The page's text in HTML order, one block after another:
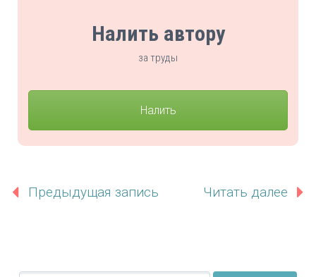
Налить автору
за труды
Налить
Предыдущая запись Читать далее